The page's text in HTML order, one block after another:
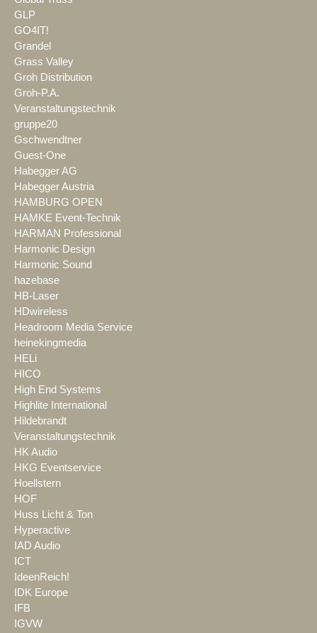
GLP
GO4IT!
Grandel
Grass Valley
Groh Distribution
Groh-P.A.
Veranstaltungstechnik
gruppe20
Gschwendtner
Guest-One
Habegger AG
Habegger Austria
HAMBURG OPEN
HAMKE Event-Technik
HARMAN Professional
Harmonic Design
Harmonic Sound
hazebase
HB-Laser
HDwireless
Headroom Media Service
heinekingmedia
HELi
HICO
High End Systems
Highlite International
Hildebrandt
Veranstaltungstechnik
HK Audio
HKG Eventservice
Hoellstern
HOF
Huss Licht & Ton
Hyperactive
IAD Audio
ICT
IdeenReich!
IDK Europe
IFB
IGVW